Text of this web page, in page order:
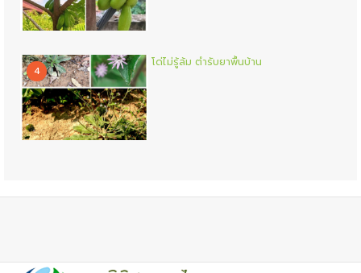
4
โด่ไม่รู้ล้ม ตำรับยาพื้นบ้าน